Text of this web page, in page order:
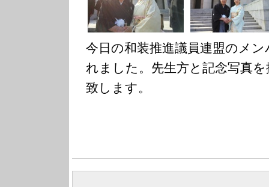
今日の和装推進議員連盟のメ
れました。先生方と記念写真
致します。